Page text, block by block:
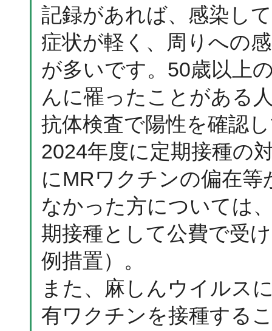
記録があれば、感染し
症状が軽く、周りへの
が多いです。50歳以上
んに罹ったことがある
抗体検査で陽性を確認
2024年度に定期接種の
にMRワクチンの偏在
なかった方については
期接種として公費で受
例措置）。
また、麻しんウイルス
有ワクチンを接種する